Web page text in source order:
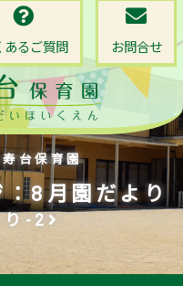
あるご質問 お問合せ
台保育園
：8月園だより
り-2